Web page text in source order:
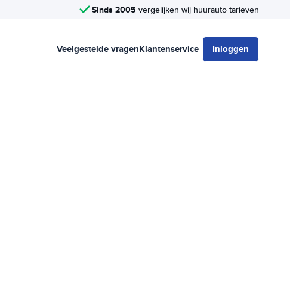
Sinds 2005 vergelijken wij huurauto tarieven
Veelgestelde vragenKlantenservice Inloggen